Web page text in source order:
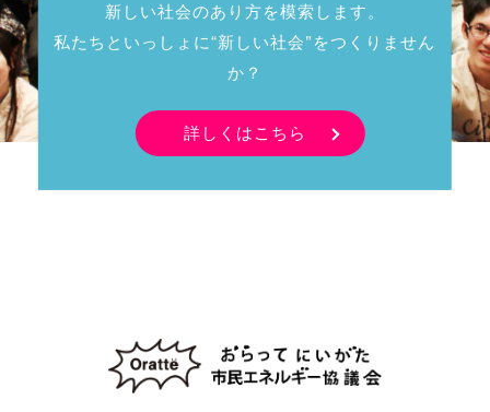
新しい社会のあり方を模索します。
私たちといっしょに“新しい社会”をつくりません
か？
詳しくはこちら